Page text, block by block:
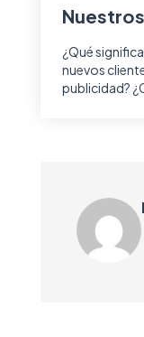
¿Qué
nuevos
publicidad?